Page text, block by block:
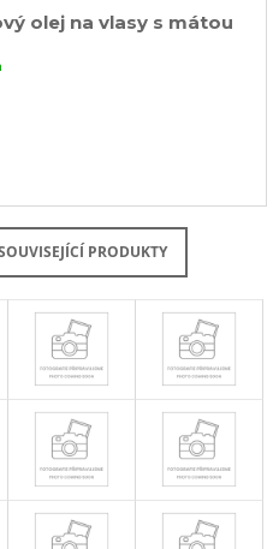
olej na vlasy s mátou
PRODUKTY